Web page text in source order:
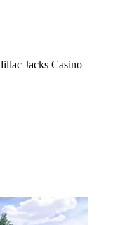
Jacks Casino